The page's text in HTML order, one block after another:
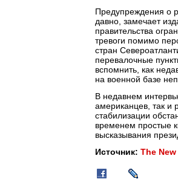
Предупреждения о
давно, замечает
правительства
тревоги помимо
стран
перевалочные
вспомнить, как
на военной базе
В недавнем
американцев, так и
стабилизации
временем простые
высказывания
Источник: The